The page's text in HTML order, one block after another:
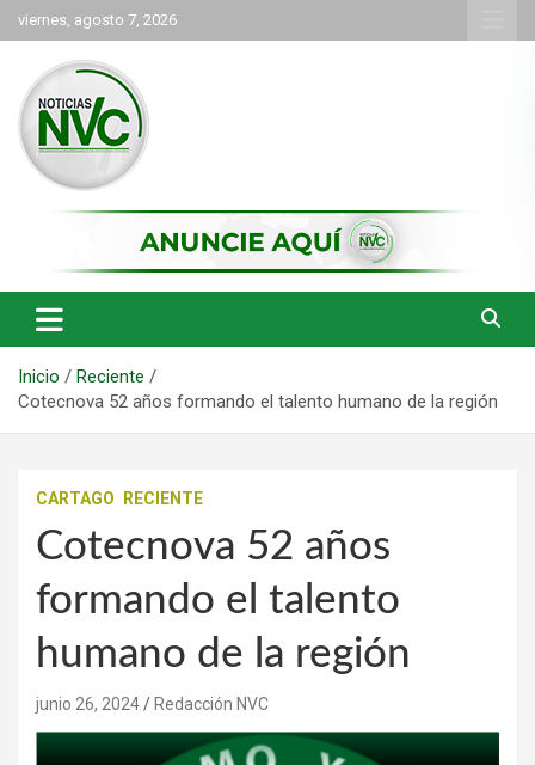
Saltar
al
contenido
viernes, agosto 7, 2026
NVC Noticias
Inicio
Reciente
Cotecnova 52 años formando el talento humano de la región
CARTAGO RECIENTE
Cotecnova 52 años
formando el talento
humano de la región
junio 26, 2024 Redacción NVC